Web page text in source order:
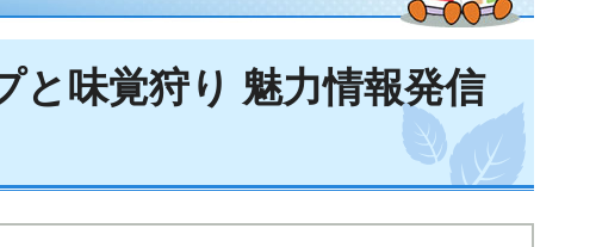
と味覚狩り 魅力情報発信